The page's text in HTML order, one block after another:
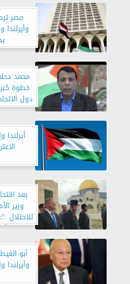
مصر
وأيرلندا
محمد
خطوة
دول
أيرلندا
بعد
وزير
للاحتلال
المكان
أبو